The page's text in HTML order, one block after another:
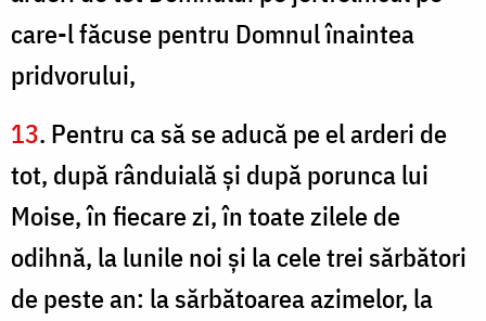
care-l făcuse pentru Domnul înaintea
pridvorului,
13. Pentru ca să se aducă pe el arderi de
tot, după rânduială şi după porunca lui
Moise, în fiecare zi, în toate zilele de
odihnă, la lunile noi şi la cele trei sărbători
de peste an: la sărbătoarea azimelor, la